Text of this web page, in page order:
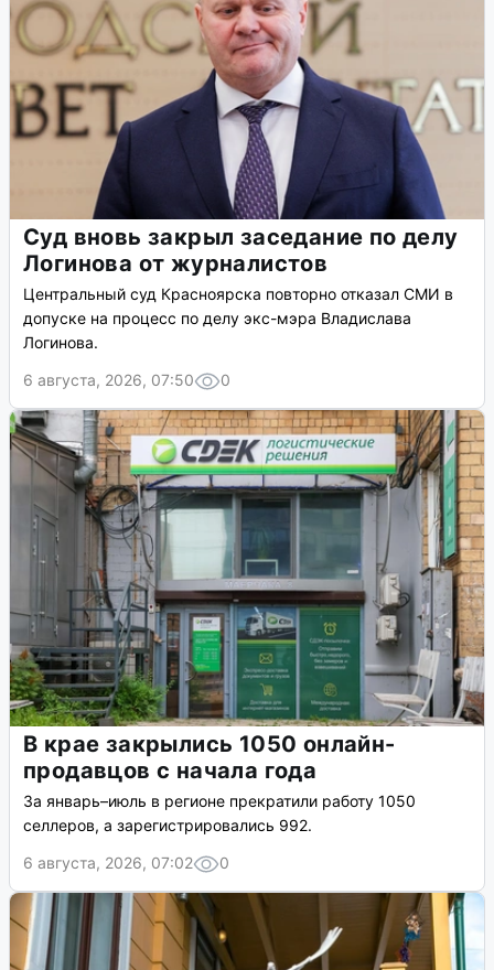
Суд вновь закрыл заседание по делу
Логинова от журналистов
Центральный суд Красноярска повторно отказал СМИ в
допуске на процесс по делу экс-мэра Владислава
Логинова.
6 августа, 2026, 07:50
0
В крае закрылись 1050 онлайн-
продавцов с начала года
За январь–июль в регионе прекратили работу 1050
селлеров, а зарегистрировались 992.
6 августа, 2026, 07:02
0